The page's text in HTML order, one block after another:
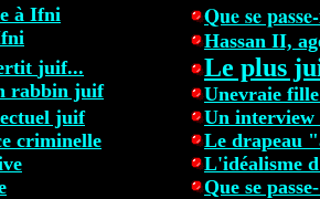
Que se
Hassan II,
à Ifni
Le plus
Unevraie f
juif...
rabbin juif
Un interview
Le drapeau
juif
criminelle
L'idéalisme
Que se